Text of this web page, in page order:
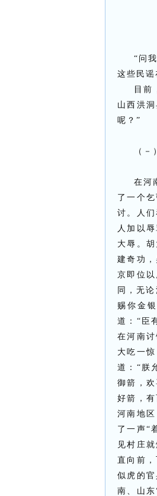
“问
这些民谣
目前
山西洪
呢？”
（
在河
了一个
讨。人
人加以
大辱。
建奇功
京即位
同，无
赐你金
道：“臣
在河南
大吃一
道：“朕
御箭，
好箭，
河南地
了一声“
见村庄
直向前
似虎的
南、山